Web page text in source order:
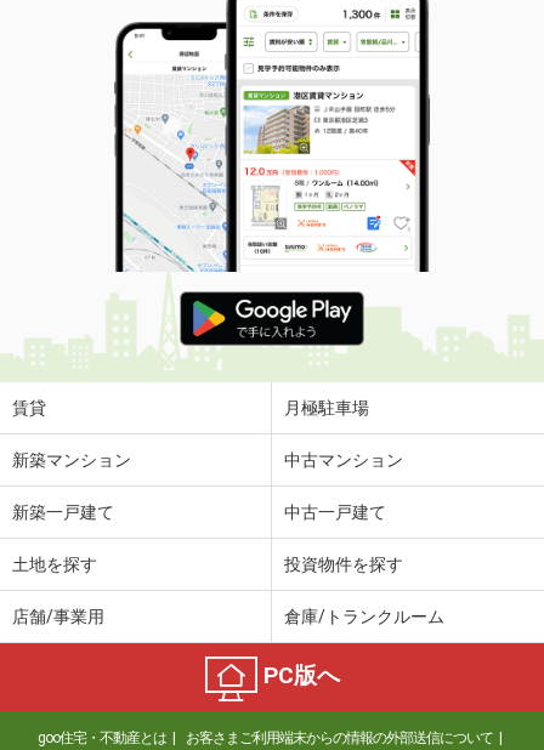
賃貸 月極駐車場
新築マンション 中古マンション
新築一戸建て 中古一戸建て
土地を探す 投資物件を探す
店舗/事業用 倉庫/トランクルーム
PC版へ
goo住宅・不動産とは お客さまご利用端末からの情報の外部送信について